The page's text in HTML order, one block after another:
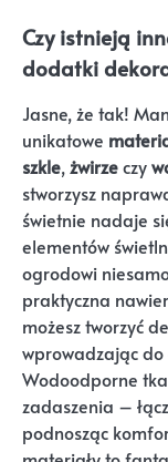
Czy istnieją
dodatki
Jasne, że tak!
unikatowe
szkle,żwirzeczy
stworzysz
świetnie nadaje
elementów
ogrodowi
praktyczna
możesz tworzyć
wprowadzając
Wodoodporne
zadaszenia –
podnosząc